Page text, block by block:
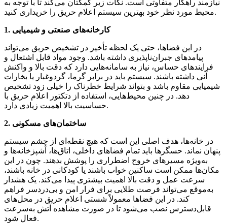
نیازمند راهکار متفاوتی است. نکات زیر کمکتان می‌کند تا با توجه به
محیط مورد نظر خود بهترین سیستم اعلام حریق را خریداری کنید.
1. کارخانه‌های صنعتی و شیمیایی
در این فضاها، حتی یک لحظه تأخیر در تشخیص حریق می‌تواند
پیامدهای جبران‌ناپذیری داشته باشد. وجود مواد قابل اشتعال و
فرایندهای حساس، نیاز به سامانه‌هایی دارد که دقت بالا و واکنش
آنی داشته باشند. سیستم باید در برابر گرما، گردوغبار یا بخارات
شیمیایی مقاوم باشد و بتواند شرایط خطرناک را خیلی زود تشخیص
دهد. در چنین محیط‌هایی، استفاده از دتکتور اعلام حریق با
حساسیت بالا اهمیت زیادی دارد.
2. ساختمان‌های مسکونی
در خانه‌ها، هدف اصلی این است که هیچ نقطه‌ای از چشم سیستم
پنهان نماند. حسگرها باید تمام فضاهای داخلی، اتاق‌ها، آشپزخانه‌ها و
به‌ویژه مسیرهای خروج اضطراری را پوشش بدهند. چون در این
مکان‌ها ممکن است ساکنین خواب باشند یا کودکانی در خانه باشند،
سرعت عمل و دقت بالا اهمیت بیشتری پیدا می‌کند. یک هشدار
به‌موقع می‌تواند فرصت طلایی برای فرار امن و بی‌دردسر فراهم
کند. در این فضاها معمولاً شستی اعلام حریق در محل‌های
قابل‌دسترس نصب می‌شود تا در صورت مشاهده آتش به‌سرعت
فعال شود.